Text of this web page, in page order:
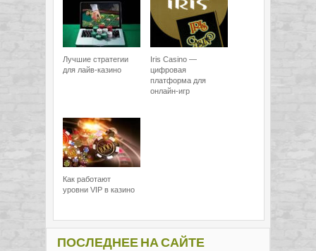
Лучшие стратегии
для лайв-казино
Iris Casino —
цифровая
платформа для
онлайн-игр
Как работают
уровни VIP в казино
ПОСЛЕДНЕЕ НА САЙТЕ